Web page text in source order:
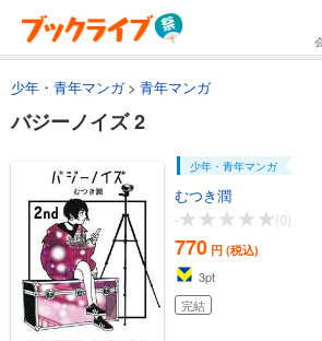
少年・青年マンガ 青年マンガ
バジーノイズ 2
少年・青年マンガ
むつき潤
-
(0)
770 円 (税込)
3pt
完結